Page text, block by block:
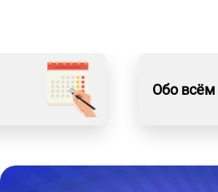
Обо всём